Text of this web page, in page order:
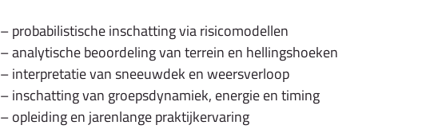
– probabilistische inschatting via risicomodellen
– analytische beoordeling van terrein en hellingshoeken
– interpretatie van sneeuwdek en weersverloop
– inschatting van groepsdynamiek, energie en timing
– opleiding en jarenlange praktijkervaring